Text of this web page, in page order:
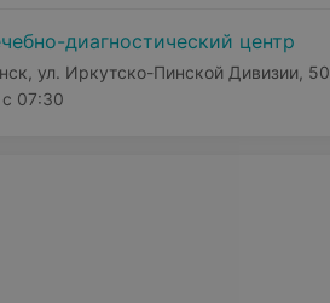
диагностический центр
ул. Иркутско-Пинской Дивизии, 50
с 07:30